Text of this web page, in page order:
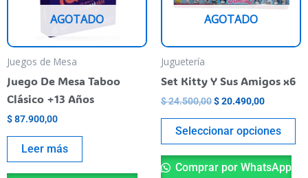
AGOTADO
Juegos de Mesa
Juego De Mesa Taboo
Clásico +13 Años
$87.900,00
Leer más
AGOTADO
Juguetería
Set Kitty Y Sus Amigos x6
$24.500,00$20.490,00
Seleccionar opciones
se
Comprar por WhatsApp